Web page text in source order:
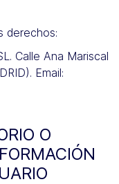
derechos:
Calle Ana Mariscal
Email:
O